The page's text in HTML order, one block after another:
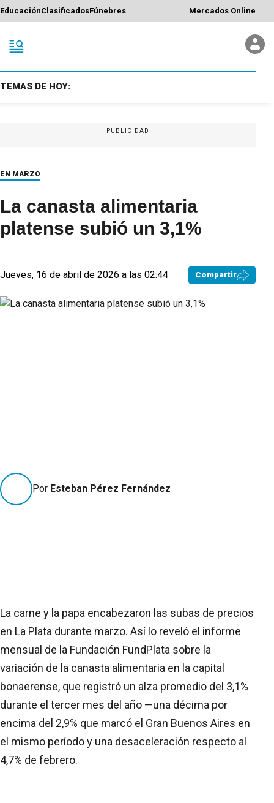
EducaciónClasificadosFúnebres Mercados Online
TEMAS DE HOY:
PUBLICIDAD
EN MARZO
La canasta alimentaria
platense subió un 3,1%
Jueves, 16 de abril de 2026 a las 02:44 Compartir
Por Esteban Pérez Fernández
La carne y la papa encabezaron las subas de precios
en La Plata durante marzo. Así lo reveló el informe
mensual de la Fundación FundPlata sobre la
variación de la canasta alimentaria en la capital
bonaerense, que registró un alza promedio del 3,1%
durante el tercer mes del año —una décima por
encima del 2,9% que marcó el Gran Buenos Aires en
el mismo período y una desaceleración respecto al
4,7% de febrero.